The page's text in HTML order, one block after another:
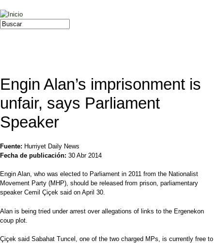
Jump to navigation
Formulario de búsqueda
Buscar
Engin Alan’s imprisonment is
unfair, says Parliament
Speaker
Fuente: Hurriyet Daily News
Fecha de publicación: 30 Abr 2014
Engin Alan, who was elected to Parliament in 2011 from the Nationalist
Movement Party (MHP), should be released from prison, parliamentary
speaker Cemil Çiçek said on April 30.
Alan is being tried under arrest over allegations of links to the Ergenekon
coup plot.
Çiçek said Sabahat Tuncel, one of the two charged MPs, is currently free to